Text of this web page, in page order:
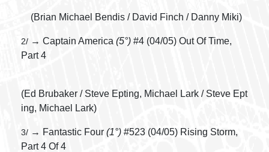
(Brian Michael Bendis / David Finch / Danny Miki)
2/ → Captain America (5°) #4 (04/05) Out Of Time,
Part 4
(Ed Brubaker / Steve Epting, Michael Lark / Steve Ept
ing, Michael Lark)
3/ → Fantastic Four (1°) #523 (04/05) Rising Storm,
Part 4 Of 4